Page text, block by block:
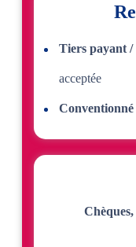
Tiers payant /
acceptée
Conventionné
Chèques,